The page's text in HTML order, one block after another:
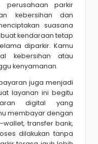
parkir
kebersihan dan
suasana
kendaraan tetap
diparkir. Kamu
kebersihan atau
kenyamanan.
juga menjadi
layanan ini begitu
digital yang
membayar dengan
transfer bank,
dilakukan tanpa